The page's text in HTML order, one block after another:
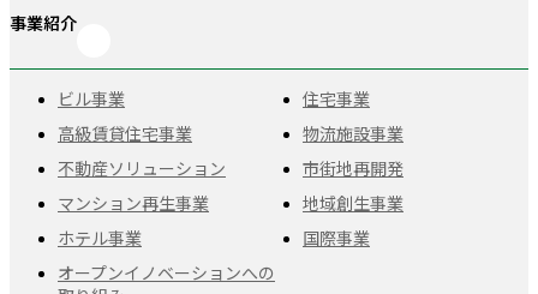
事業紹介
ビル事業 住宅事業
高級賃貸住宅事業 物流施設事業
不動産ソリューション 市街地再開発
マンション再生事業 地域創生事業
ホテル事業 国際事業
オープンイノベーションへの